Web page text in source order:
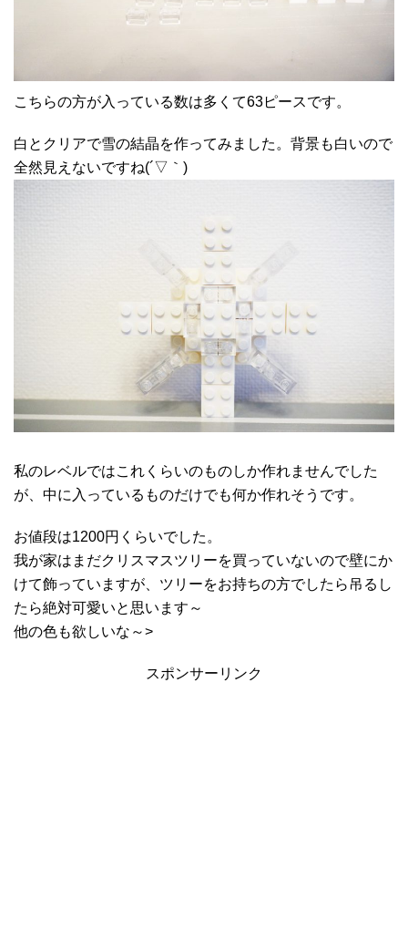
こちらの方が入っている数は多くて63ピースです。
白とクリアで雪の結晶を作ってみました。背景も白いので
全然見えないですね(´▽｀)
私のレベルではこれくらいのものしか作れませんでした
が、中に入っているものだけでも何か作れそうです。
お値段は1200円くらいでした。
我が家はまだクリスマスツリーを買っていないので壁にか
けて飾っていますが、ツリーをお持ちの方でしたら吊るし
たら絶対可愛いと思います～
他の色も欲しいな～>
スポンサーリンク